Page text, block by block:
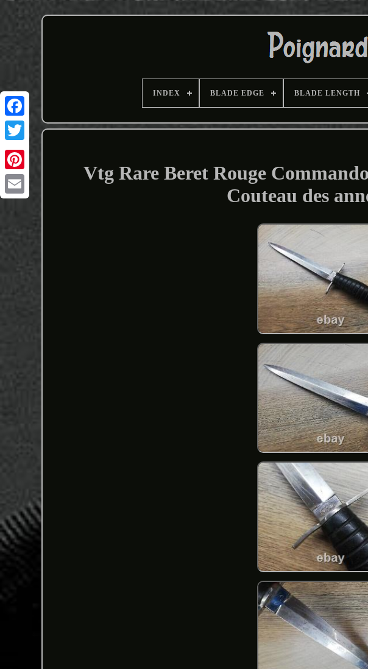
INDEX BLADE EDGE BLADE LENGTH
Vtg Rare Beret Rouge
Couteau des